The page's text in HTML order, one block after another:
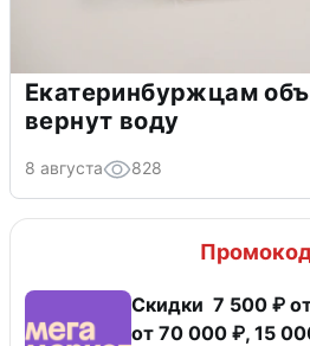
Екатеринбуржцам
вернут воду
8 августа 828
Скидки 7 500 ₽
от 70 000 ₽, 15